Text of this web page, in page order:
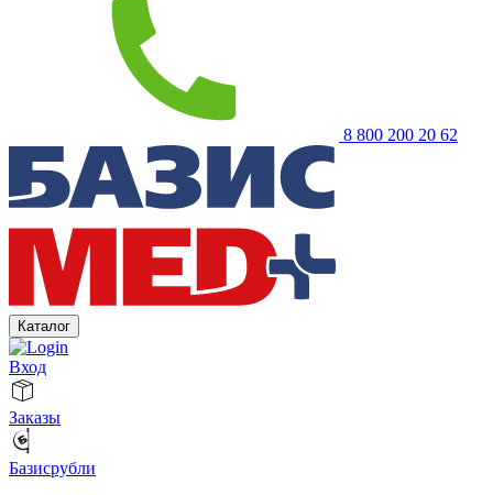
8 800 200 20 62
Каталог
Вход
Заказы
Базисрубли